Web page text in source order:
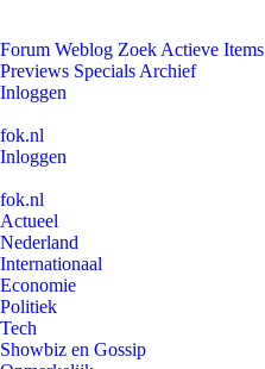
Forum Weblog Zoek Actieve Items
Previews Specials Archief
Inloggen
fok.nl
Inloggen
fok.nl
Actueel
Nederland
Internationaal
Economie
Politiek
Tech
Showbiz en Gossip